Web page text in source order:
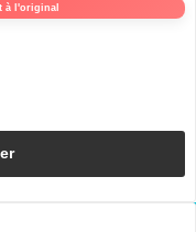
à l'original